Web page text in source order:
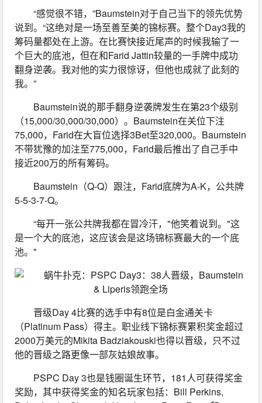
“感觉很不错，”Baumstein对于自己当下的领先优势
说到。“这绝对是一场至善至美的锦标赛。整个Day3我的
筹码量都处在上游。在比赛快接近尾声的时候我输了一
个巨大的底池，但在和Farid Jattin较量的一手牌中成功
翻身逆袭。我对他的实力很惊讶，但他也成就了此刻的
我。”
Baumstein说的那手翻身逆袭牌发生在第23个级别
（15,000/30,000/30,000）。Baumstein在关位下注
75,000，Farid在大盲位选择3Bet至320,000。Baumstein
不带犹豫的加注至775,000，Farid最后推出了自己手中
接近200万的所有筹码。
Baumstein（Q-Q）跟注，Farid底牌为A-K，公共牌
5-5-3-7-Q。
“每开一张公共牌我都在冒冷汗，"他笑着说到。"这
是一个大的底池，这应该会是这场锦标赛最大的一个底
池。"
晋级Day 4比赛的选手中有8位是白金通关卡
（Platinum Pass）得主。职业线下锦标赛累积奖金超过
2000万美元的Mikita Badziakouski也得以晋级，只不过
他的晋级之路更像一部灰姑娘故事。
PSPC Day 3也是钱圈诞生环节，181人可获得奖金
奖励，其中获得奖金的知名玩家包括：Bill Perkins,